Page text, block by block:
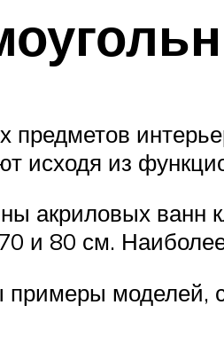
исходя из
акриловых ванн
и 80 см.
моделей,